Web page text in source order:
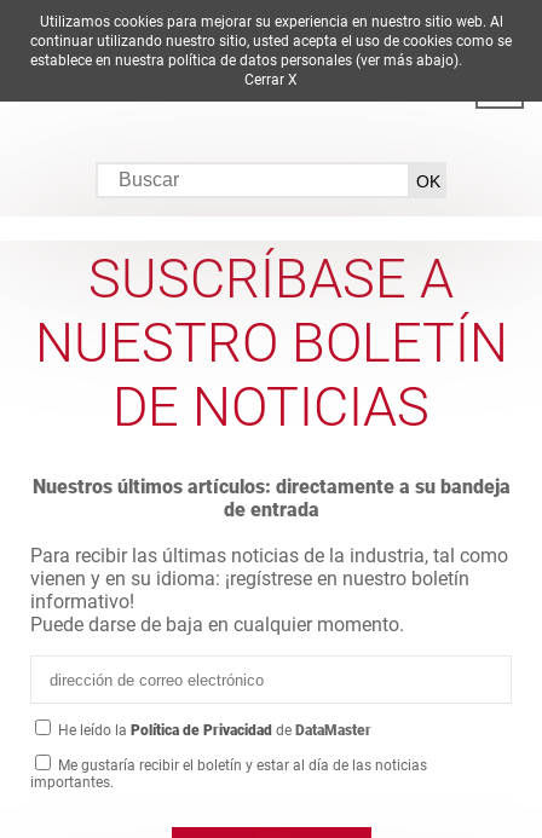
DE EN ES FR
SUSCRÍBASE A
NUESTRO BOLETÍN
DE NOTICIAS
Nuestros últimos artículos: directamente a su bandeja
de entrada
Para recibir las últimas noticias de la industria, tal como
vienen y en su idioma: ¡regístrese en nuestro boletín
informativo!
Puede darse de baja en cualquier momento.
He leído la Política de Privacidad de DataMaster
Me gustaría recibir el boletín y estar al día de las noticias
importantes.
Utilizamos cookies para mejorar su experiencia en nuestro sitio web. Al
continuar utilizando nuestro sitio, usted acepta el uso de cookies como se
establece en nuestra política de datos personales (ver más abajo).
Cerrar X